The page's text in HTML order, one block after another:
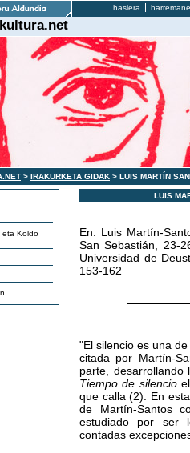
hasiera
> IRAKURKETA GIDAK > LUIS MARTÍN
eta Koldo
LUIS
En: Luis Martín-
San Sebastián, 23-
Universidad de
153-162
"El silencio es una
citada por Martín-
parte,
Tiempo de silencioel
que calla (2). En
de Martín-Santos
estudiado por ser
contadas